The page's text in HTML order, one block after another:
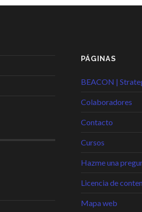
PÁGINAS
BEACON |
Colaboradores
Contacto
Cursos
Hazme una
Licencia de
Mapa web